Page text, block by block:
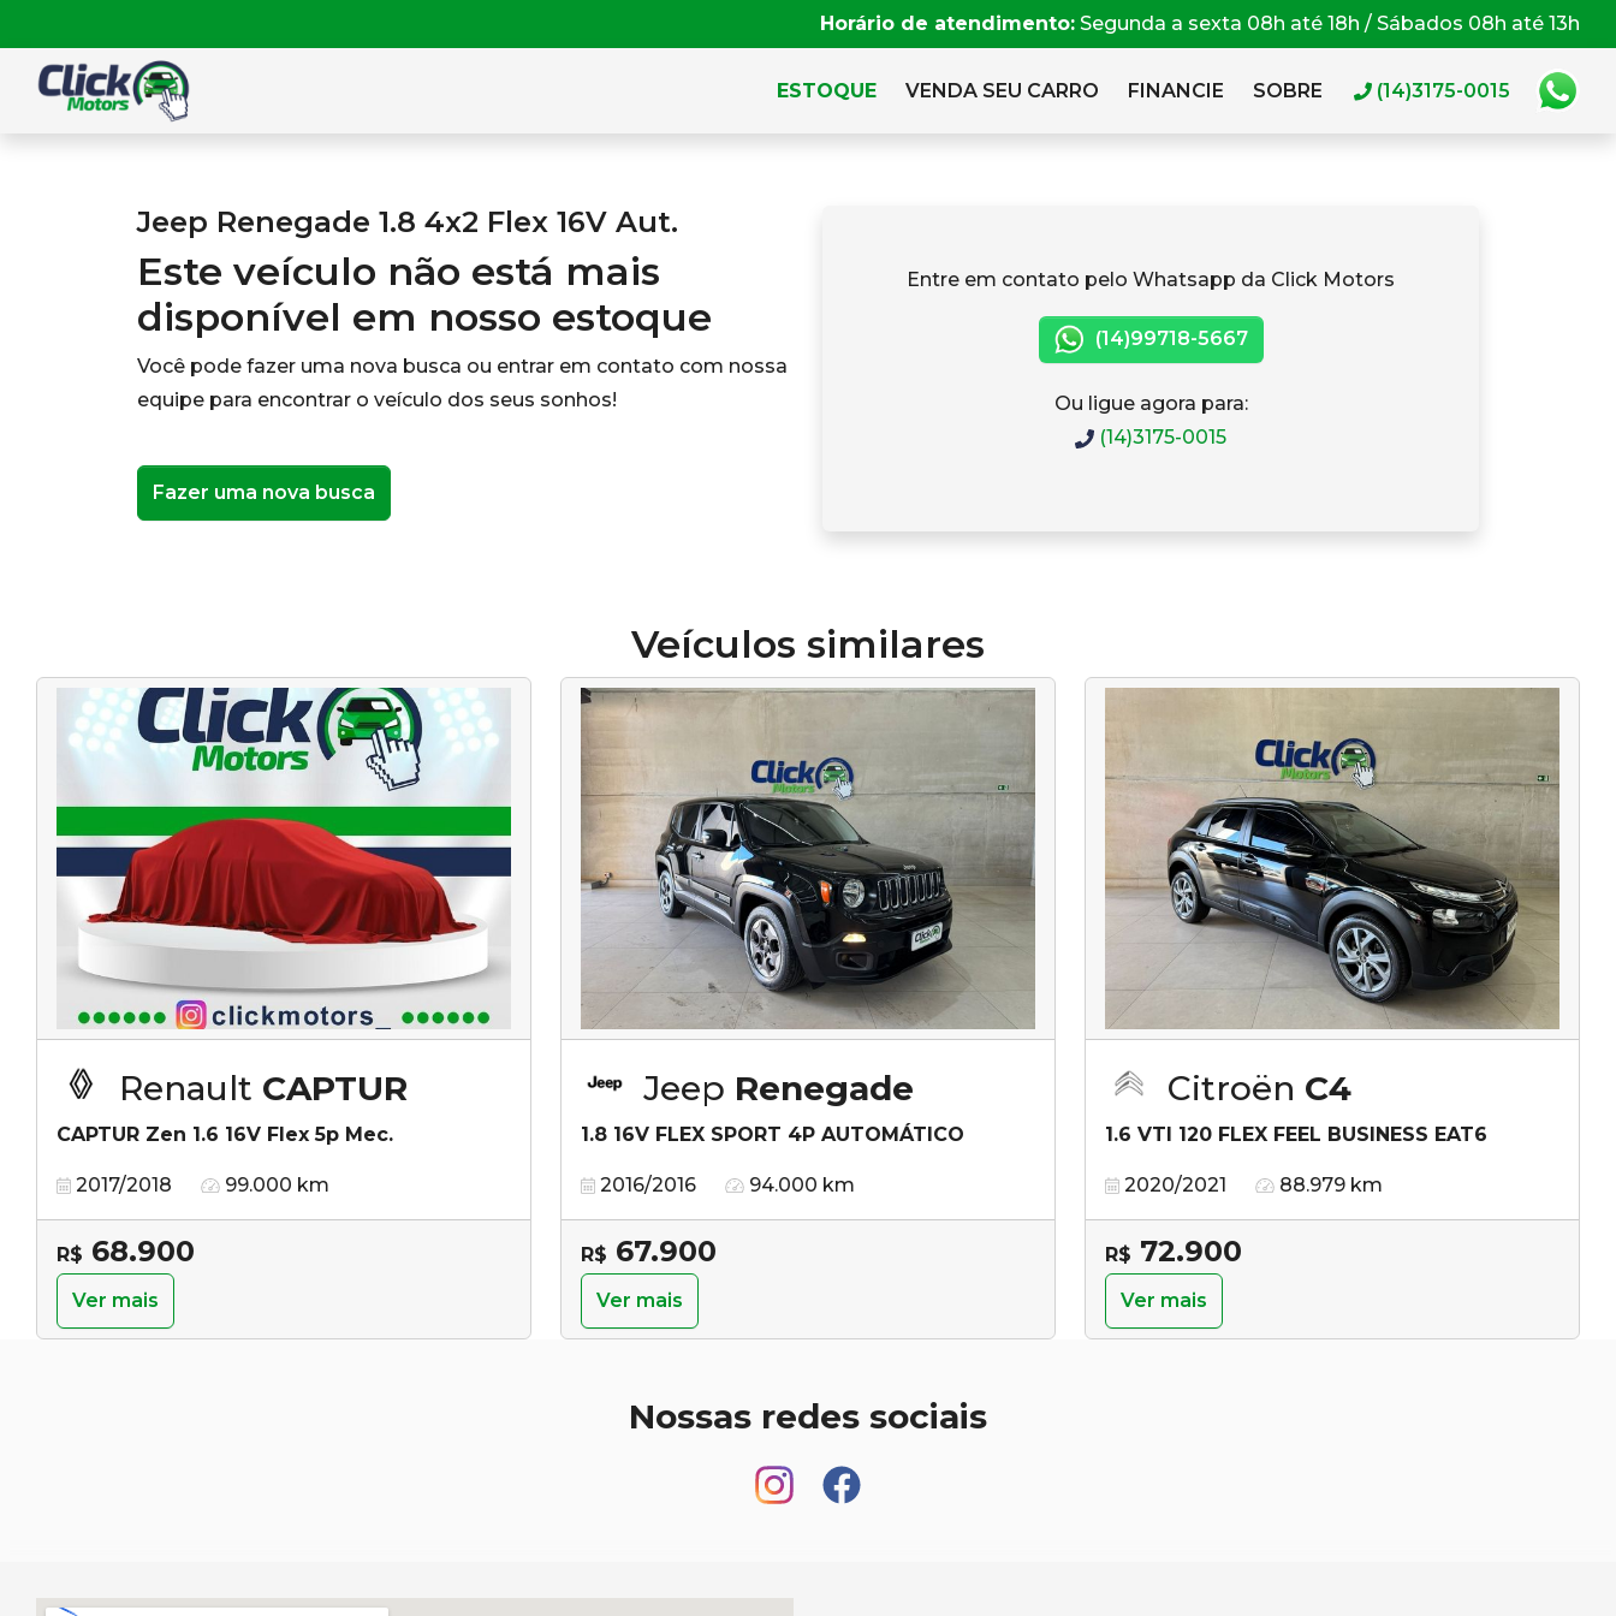
Horário de atendimento: Segunda a sexta 08h até 18h / Sábados 08h até 13h
ESTOQUE VENDA SEU CARRO FINANCIE SOBRE (14)3175-0015
Jeep Renegade 1.8 4x2 Flex 16V Aut.
Este veículo não está mais
disponível em nosso estoque
Você pode fazer uma nova busca ou entrar em contato com nossa
equipe para encontrar o veículo dos seus sonhos!
Fazer uma nova busca
Entre em contato pelo Whatsapp da Click Motors
(14)99718-5667
Ou ligue agora para:
(14)3175-0015
Veículos similares
Renault CAPTUR
CAPTUR Zen 1.6 16V Flex 5p Mec.
2017/2018 99.000 km
R$ 68.900
Ver mais
Jeep Renegade
1.8 16V FLEX SPORT 4P AUTOMÁTICO
2016/2016 94.000 km
R$ 67.900
Ver mais
Citroën C4
1.6 VTI 120 FLEX FEEL BUSINESS EAT6
2020/2021 88.979 km
R$ 72.900
Ver mais
Nossas redes sociais